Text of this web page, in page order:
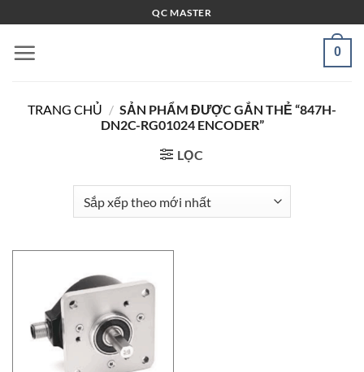
qua
nội
QC MASTER
0
TRANG CHỦ / SẢN PHẨM ĐƯỢC GẮN THẺ “847H-
DN2C-RG01024 ENCODER”
LỌC